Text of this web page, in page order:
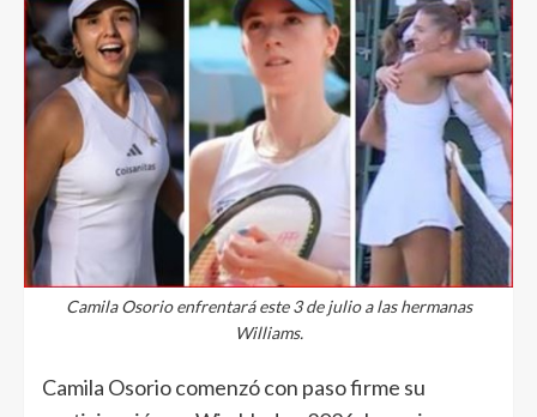
Camila Osorio enfrentará este 3 de julio a las hermanas
Williams.
Camila Osorio comenzó con paso firme su